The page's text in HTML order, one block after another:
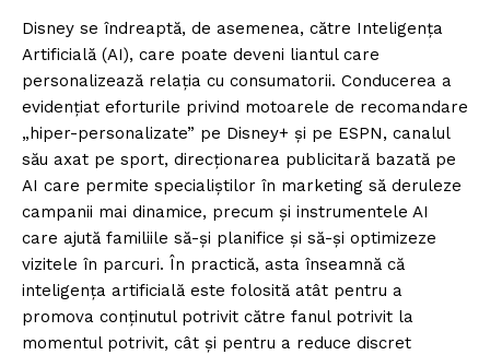
Disney se îndreaptă, de asemenea, către Inteligența
Artificială (AI), care poate deveni liantul care
personalizează relația cu consumatorii. Conducerea a
evidențiat eforturile privind motoarele de recomandare
„hiper-personalizate” pe Disney+ și pe ESPN, canalul
său axat pe sport, direcționarea publicitară bazată pe
AI care permite specialiștilor în marketing să deruleze
campanii mai dinamice, precum și instrumentele AI
care ajută familiile să-și planifice și să-și optimizeze
vizitele în parcuri. În practică, asta înseamnă că
inteligența artificială este folosită atât pentru a
promova conținutul potrivit către fanul potrivit la
momentul potrivit, cât și pentru a reduce discret